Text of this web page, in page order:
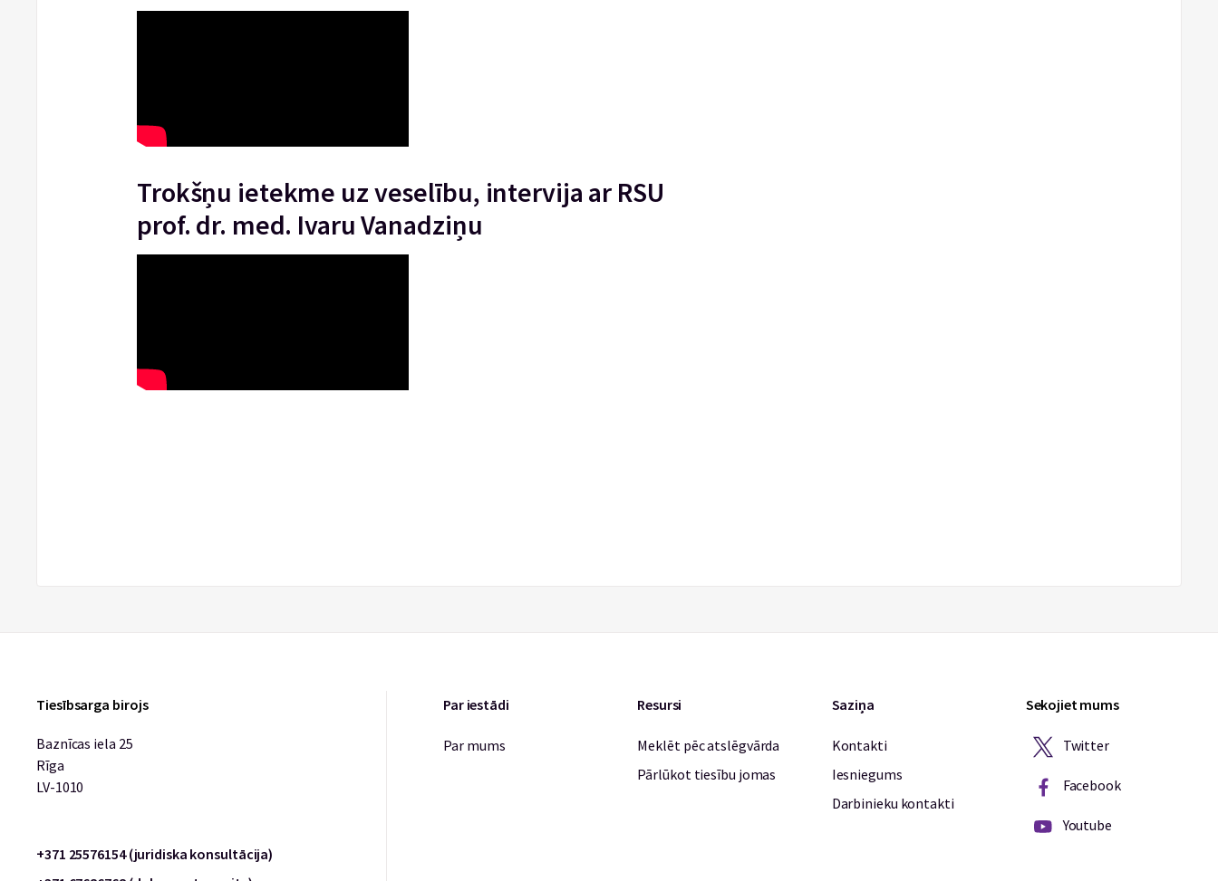
Trokšņu ietekme uz veselību, intervija ar RSU
prof. dr. med. Ivaru Vanadziņu
Tiesībsarga birojs
Baznīcas iela 25
Rīga
LV-1010
+371 25576154 (juridiska konsultācija)
Par iestādi
Par mums
Resursi
Meklēt pēc atslēgvārda
Pārlūkot tiesību jomas
Saziņa
Kontakti
Iesniegums
Darbinieku kontakti
Sekojiet mums
Twitter
Facebook
Youtube